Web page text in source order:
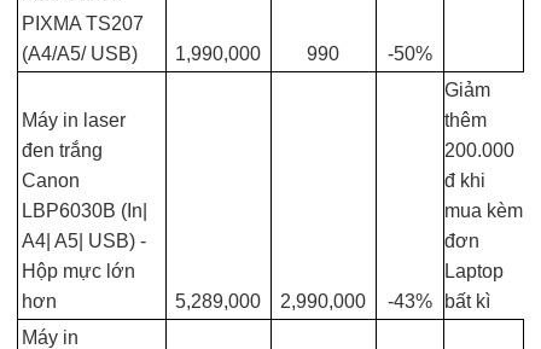
PIXMA TS207
(A4/A5/ USB)
1,990,000 990 -50%
Máy in laser
đen trắng
Canon
LBP6030B (In|
A4| A5| USB) -
Hộp mực lớn
hơn
5,289,000 2,990,000 -43%
Giảm
thêm
200.000
đ khi
mua kèm
đơn
Laptop
bất kì
Máy in